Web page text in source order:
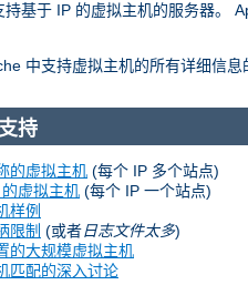
基于 IP 的虚拟主机的服务器。
中支持虚拟主机的所有详细信息
持
的虚拟主机 (每个 IP 多个站点)
虚拟主机 (每个 IP 一个站点)
样例
限制 (或者日志文件太多)
的大规模虚拟主机
匹配的深入讨论